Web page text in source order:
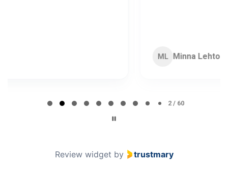
2 / 60
Review widget by trustmary